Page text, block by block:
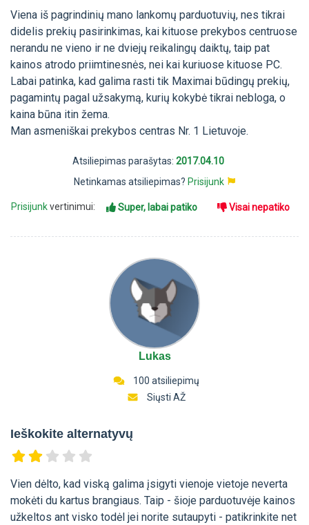
Viena iš pagrindinių mano lankomų parduotuvių, nes tikrai
didelis prekių pasirinkimas, kai kituose prekybos centruose
nerandu ne vieno ir ne dviejų reikalingų daiktų, taip pat
kainos atrodo priimtinesnės, nei kai kuriuose kituose PC.
Labai patinka, kad galima rasti tik Maximai būdingų prekių,
pagamintų pagal užsakymą, kurių kokybė tikrai nebloga, o
kaina būna itin žema.
Man asmeniškai prekybos centras Nr. 1 Lietuvoje.
Atsiliepimas parašytas: 2017.04.10
Netinkamas atsiliepimas? Prisijunk
Prisijunkvertinimui: Super, labai patiko Visai nepatiko
Lukas
100 atsiliepimų
Siųsti AŽ
Ieškokite alternatyvų
Vien dėlto, kad viską galima įsigyti vienoje vietoje neverta
mokėti du kartus brangiaus. Taip - šioje parduotuvėje kainos
užkeltos ant visko todėl jei norite sutaupyti - patikrinkite net